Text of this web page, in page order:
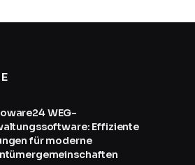
WEG-
Effiziente
für moderne